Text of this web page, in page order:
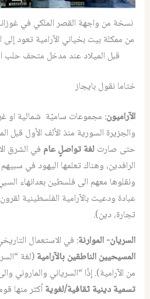
نسخة من واجهة القصر الملكي في
من ممكلة بيت بخياني الآرامية تعود إلى
قبل الميلاد عند مدخل متحف حلب
ختاما نقول بايجاز
الآراميون: مجموعات ساميّة شمالية او
والجزيرة السورية منذ الألف الأول قبل
حتى صارت لغة تواصلٍ عام في الشرق
الرافدين، وهناك تعلمها اليهود في
ونقلوها معهم الى فلسطين بعدانهاء
عبادة ودعيت بالآرامية الفلسطينية
تجارة، دين).
السريان- الموارنة: في الاستعمال
المسيحيين الناطقين بالآرامية(لغة
من الآرامية). إذًا “السرياني والماروني
تسمية دينية ثقافية/لغويةأكثر منها